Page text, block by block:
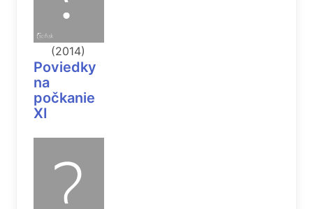
(2014)
Poviedky
na
počkanie
XI